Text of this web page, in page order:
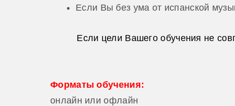
Если Вы без ума от испанской
Если цели Вашего обучения не
Форматы обучения:
онлайн или офлайн